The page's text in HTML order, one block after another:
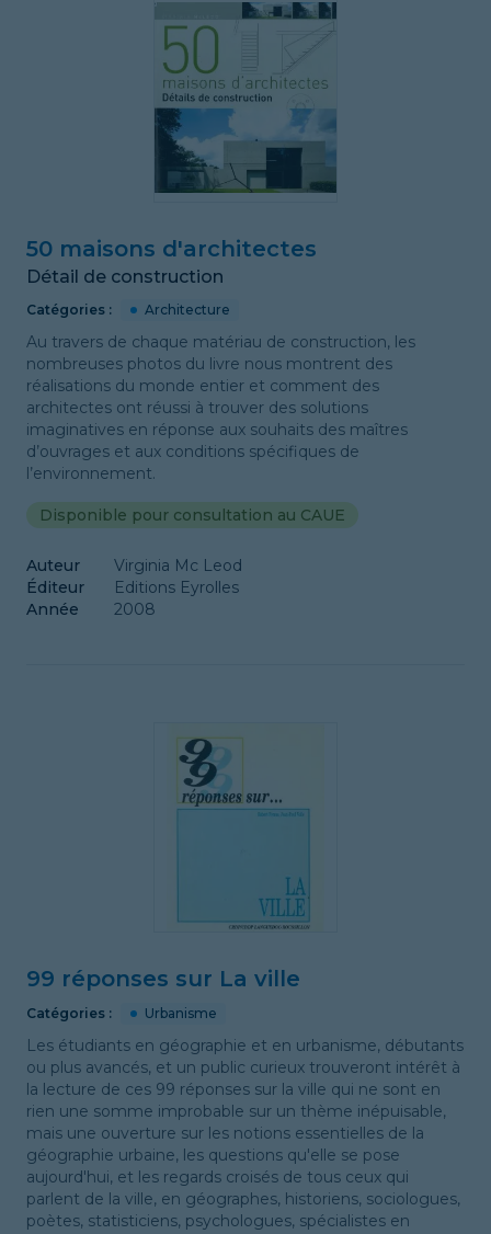
50 maisons d'architectes
Détail de construction
Catégories : Architecture
Au travers de chaque matériau de construction, les
nombreuses photos du livre nous montrent des
réalisations du monde entier et comment des
architectes ont réussi à trouver des solutions
imaginatives en réponse aux souhaits des maîtres
d’ouvrages et aux conditions spécifiques de
l’environnement.
Disponible pour consultation au CAUE
Auteur
Virginia Mc Leod
Éditeur
Editions Eyrolles
Année
2008
99 réponses sur La ville
Catégories : Urbanisme
Les étudiants en géographie et en urbanisme, débutants
ou plus avancés, et un public curieux trouveront intérêt à
la lecture de ces 99 réponses sur la ville qui ne sont en
rien une somme improbable sur un thème inépuisable,
mais une ouverture sur les notions essentielles de la
géographie urbaine, les questions qu'elle se pose
aujourd'hui, et les regards croisés de tous ceux qui
parlent de la ville, en géographes, historiens, sociologues,
poètes, statisticiens, psychologues, spécialistes en